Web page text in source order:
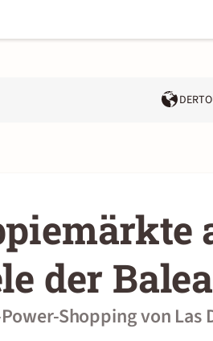
der
Shopping von Las